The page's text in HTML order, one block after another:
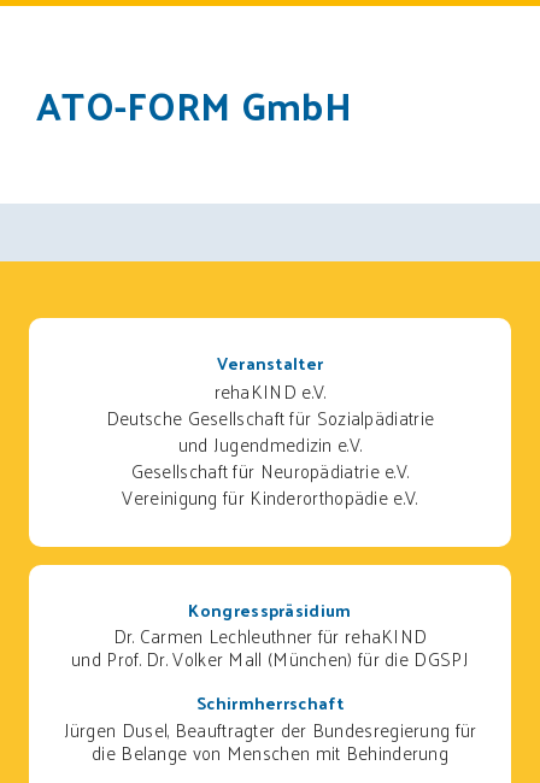
ATO-FORM GmbH
Veranstalter
rehaKIND e.V.
Deutsche Gesellschaft für Sozialpädiatrie
und Jugendmedizin e.V.
Gesellschaft für Neuropädiatrie e.V.
Vereinigung für Kinderorthopädie e.V.
Kongresspräsidium
Dr. Carmen Lechleuthner für rehaKIND
und Prof. Dr. Volker Mall (München) für die DGSPJ
Schirmherrschaft
Jürgen Dusel, Beauftragter der Bundesregierung für
die Belange von Menschen mit Behinderung